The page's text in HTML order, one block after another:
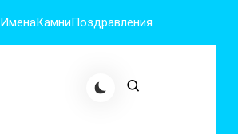
ИменаКамниПоздравления